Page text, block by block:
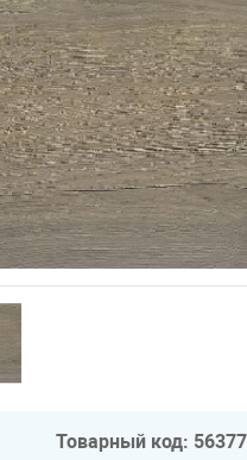
Товарный код: